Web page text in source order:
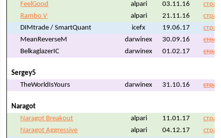
FeelGood
alpari 03.11.16
Rambo V
alpari 21.11.16
DIMtrade / SmartQuant
icefx 19.06.17
MeanReverseM
darwinex 30.09.16
BelkaglazerIC
darwinex 01.02.17
Sergey5
TheWorldIsYours
darwinex 31.10.16
Naragot
Naragot Breakout
alpari 11.01.17
Naragot Aggressive
alpari 04.12.17